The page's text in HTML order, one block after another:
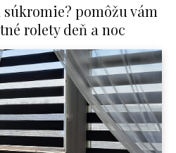
pomôžu vám
rolety deň a noc